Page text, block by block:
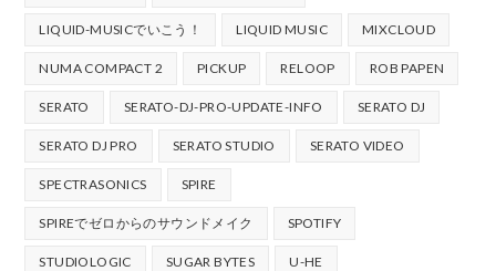
LIQUID-MUSICでいこう！ LIQUID MUSIC MIXCLOUD
NUMA COMPACT 2 PICKUP RELOOP ROB PAPEN
SERATO SERATO-DJ-PRO-UPDATE-INFO SERATO DJ
SERATO DJ PRO SERATO STUDIO SERATO VIDEO
SPECTRASONICS SPIRE
SPIREでゼロからのサウンドメイク SPOTIFY
STUDIOLOGIC SUGAR BYTES U-HE